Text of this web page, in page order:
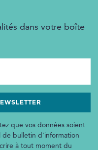
dans votre boîte
que vos données soient
de bulletin d'information
à tout moment du